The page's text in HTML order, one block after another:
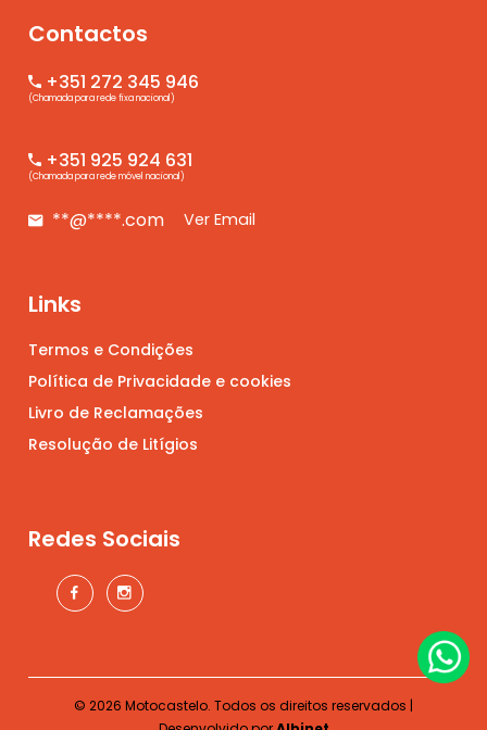
Contactos
+351 272 345 946
(Chamada para rede fixa nacional)
+351 925 924 631
(Chamada para rede móvel nacional)
**@****.com Ver Email
Links
Termos e Condições
Política de Privacidade e cookies
Livro de Reclamações
Resolução de Litígios
Redes Sociais
© 2026 Motocastelo. Todos os direitos reservados |